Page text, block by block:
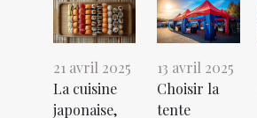
21 avril 2025
La cuisine
japonaise,
13 avril 2025
Choisir la
tente